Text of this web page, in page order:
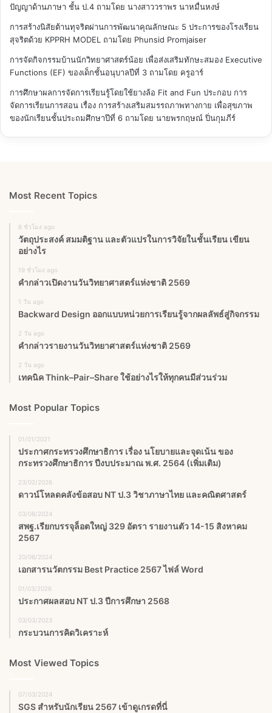
ปัญญาด้านภาษา ชั้น ป.4 ถามโดย นางสาววราพร นาหมื่นหงษ์
การสร้างนิสัยต้านทุจริตผ่านการพัฒนาคุณลักษณะ 5 ประการของโรงเรียน
สุจริตด้วย KPPRH MODEL ถามโดย Phunsid Promjaiser
การจัดกิจกรรมบ้านนักวิทยาศาสตร์น้อย เพื่อส่งเสริมทักษะสมอง Executive
Functions (EF) ของเด็กชั้นอนุบาลปีที่ 3 ถามโดย ครูอาร์
การศึกษาผลการจัดการเรียนรู้โดยใช้ยางล้อ Fit and Fun ประกอบ การ
จัดการเรียนการสอน เรื่อง การสร้างเสริมสมรรถภาพทางกาย เพื่อสุขภาพ
ของนักเรียนชั้นประถมศึกษาปีที่ 6 ถามโดย นายพรกฤษณ์ ปิ่นกุมภีร์
Most Recent Topics
6 ชั่วโมง ago
วัตถุประสงค์ สมมติฐาน และตัวแปรในการวิจัยในชั้นเรียน เขียน
อย่างไร
19 ชั่วโมง ago
คำกล่าวเปิดงานวันวิทยาศาสตร์แห่งชาติ 2569
1 วัน ago
Backward Design ออกแบบหน่วยการเรียนรู้จากผลลัพธ์สู่กิจกรรม
2 วัน ago
คำกล่าวรายงานวันวิทยาศาสตร์แห่งชาติ 2569
2 วัน ago
เทคนิค Think–Pair–Share ใช้อย่างไรให้ทุกคนมีส่วนร่วม
Most Popular Topics
01/01/2021
ประกาศกระทรวงศึกษาธิการ เรื่อง นโยบายและจุดเน้น ของ
กระทรวงศึกษาธิการ ปีงบประมาณ พ.ศ. 2564 (เพิ่มเติม)
23/02/2026
ดาวน์โหลดคลังข้อสอบ NT ป.3 วิชาภาษาไทย และคณิตศาสตร์
03/08/2024
สพฐ.เรียกบรรจุล็อตใหญ่ 329 อัตรา รายงานตัว 14-15 สิงหาคม
2567
20/06/2024
เอกสารนวัตกรรม Best Practice 2567 ไฟล์ Word
01/03/2026
ประกาศผลสอบ NT ป.3 ปีการศึกษา 2568
03/03/2023
กระบวนการคิดวิเคราะห์
Most Viewed Topics
07/03/2024
SGS สําหรับนักเรียน 2567 เข้าดูเกรดที่นี่